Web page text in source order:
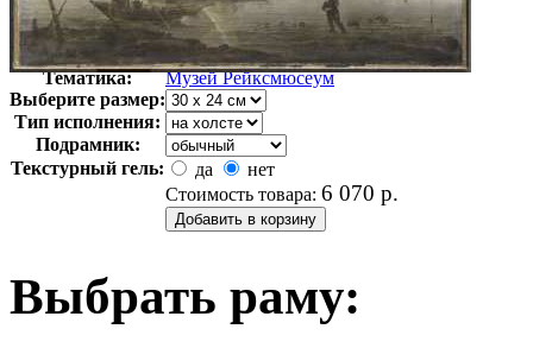
Автор:
Неизвестно
Арт-стиль
Голландская живопись
Тематика:
Музей Рейксмюсеум
Выберите размер:
Тип исполнения:
Подрамник:
Текстурный гель:
да
нет
Стоимость товара: 6 070 р.
Выбрать раму: